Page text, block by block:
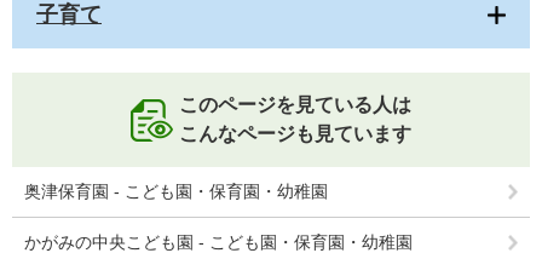
子育て
このページを見ている人は
こんなページも見ています
奥津保育園 - こども園・保育園・幼稚園
かがみの中央こども園 - こども園・保育園・幼稚園